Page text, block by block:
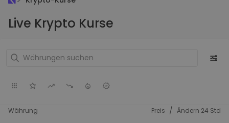
Live Krypto Kurse
Währung Preis / Ändern 24 Std